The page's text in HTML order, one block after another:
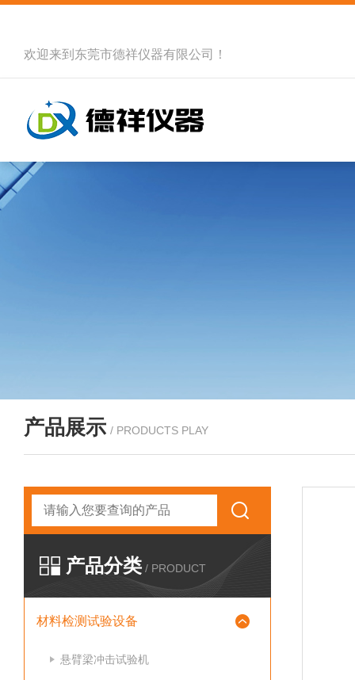
欢迎来到 东莞市德祥仪器有限公司 ！
产品展示 / PRODUCTS PLAY
产品分类 / PRODUCT
材料检测试验设备
悬臂梁冲击试验机